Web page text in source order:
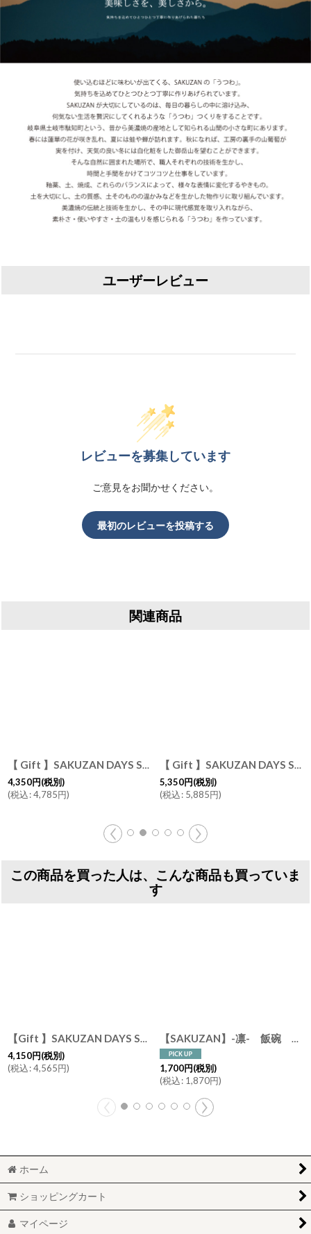
ユーザーレビュー
レビューを募集しています
ご意見をお聞かせください。
最初のレビューを投稿する
関連商品
GIFTFE1003]
[
【 Gift 】SAKUZAN DAYS Sara ストライププレートM φ19cm 2枚セット 作山窯 日本製
4,350円(税別)
(税込:4,785円)
【 Gift 】SAKUZAN DAYS Sara 7" プレート M φ20cm 2枚セット 日本製 作山窯
5,350円(税別)
(税込: 5,885円)
この商品を買った人は、こんな商品も買っていま
す
【Gift 】SAKUZAN DAYS Sara ストライププレート L 27cm 皿 磁器 日本製 作山窯
4,150円(税別)
(税込:4,565円)
【SAKUZAN】-凛- 飯碗 茶碗 ボウル 作山窯 日本製
1,700円(税別)
(税込: 1,870円)
ホーム
ショッピングカート
マイページ